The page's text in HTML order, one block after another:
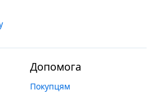
Допомога
Покупцям